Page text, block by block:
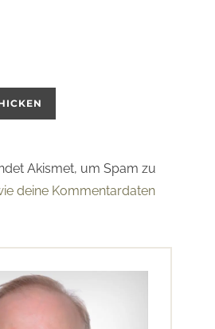
Akismet, um Spam zu
deine Kommentardaten